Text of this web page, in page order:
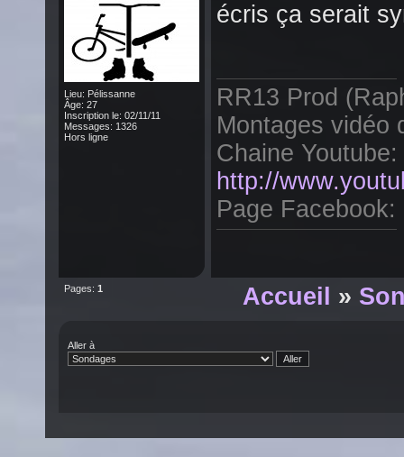
Lieu: Pélissanne
Âge: 27
Inscription le: 02/11/11
Messages: 1326
Hors ligne
écris ça serait
RR13 Prod
Montages vidéo
Chaine Youtube:
http://
Page Facebook:
Pages: 1 Accueil »
Aller à